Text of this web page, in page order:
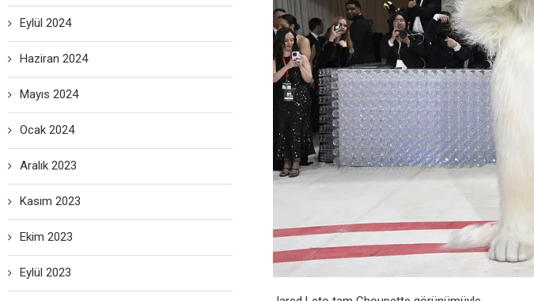
Eylül 2024
Haziran 2024
Mayıs 2024
Ocak 2024
Aralık 2023
Kasım 2023
Ekim 2023
Eylül 2023